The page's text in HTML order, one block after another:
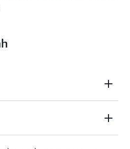
kinh doanh. Các thành viên
từ danh mục dữ liệu kinh
một hoặc nhiều quy trình